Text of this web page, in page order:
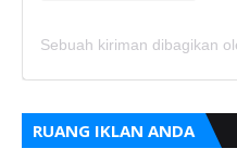
RUANG IKLAN ANDA